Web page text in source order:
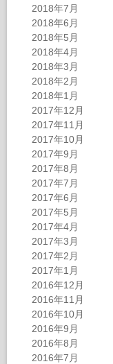
2018年7月
2018年6月
2018年5月
2018年4月
2018年3月
2018年2月
2018年1月
2017年12月
2017年11月
2017年10月
2017年9月
2017年8月
2017年7月
2017年6月
2017年5月
2017年4月
2017年3月
2017年2月
2017年1月
2016年12月
2016年11月
2016年10月
2016年9月
2016年8月
2016年7月